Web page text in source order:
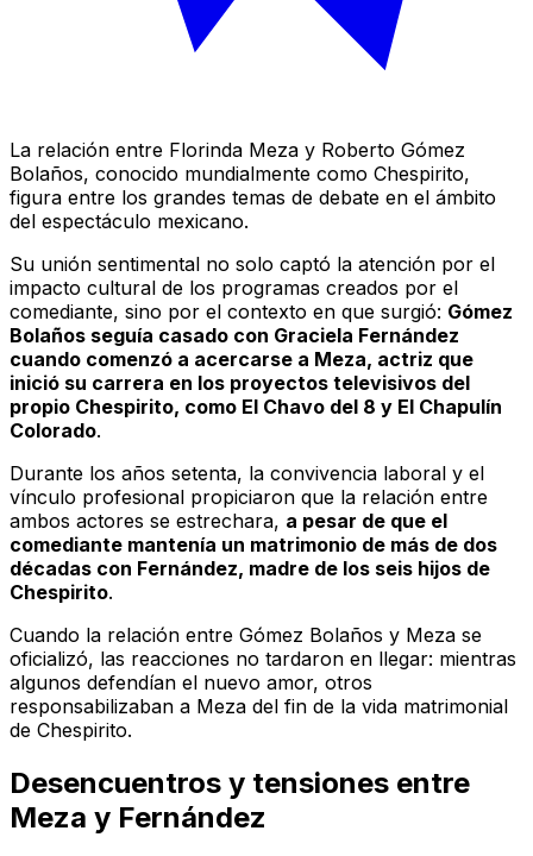
La relación entre Florinda Meza y Roberto Gómez
Bolaños, conocido mundialmente como Chespirito,
figura entre los grandes temas de debate en el ámbito
del espectáculo mexicano.
Su unión sentimental no solo captó la atención por el
impacto cultural de los programas creados por el
comediante, sino por el contexto en que surgió: Gómez
Bolaños seguía casado con Graciela Fernández
cuando comenzó a acercarse a Meza, actriz que
inició su carrera en los proyectos televisivos del
propio Chespirito, como El Chavo del 8 y El Chapulín
Colorado.
Durante los años setenta, la convivencia laboral y el
vínculo profesional propiciaron que la relación entre
ambos actores se estrechara, a pesar de que el
comediante mantenía un matrimonio de más de dos
décadas con Fernández, madre de los seis hijos de
Chespirito.
Cuando la relación entre Gómez Bolaños y Meza se
oficializó, las reacciones no tardaron en llegar: mientras
algunos defendían el nuevo amor, otros
responsabilizaban a Meza del fin de la vida matrimonial
de Chespirito.
Desencuentros y tensiones entre
Meza y Fernández